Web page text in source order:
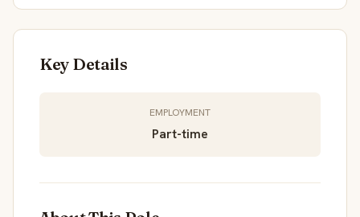
Key Details
EMPLOYMENT
Part-time